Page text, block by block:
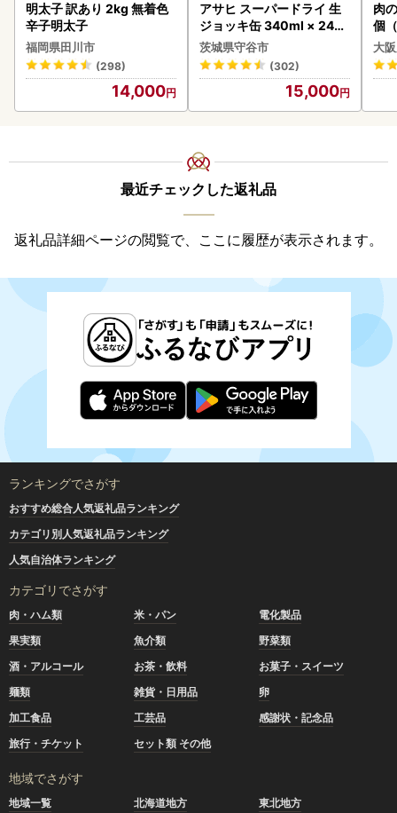
明太子 訳あり 2kg 無着色
辛子明太子
福岡県田川市
(298)
14,000
アサヒ スーパードライ 生
ジョッキ缶 340ml × 24本
(1ケース) ＜茨城工場＞ 缶
ビール お酒 Asahi 守谷市
茨城県守谷市
(302)
15,000
肉
個
ー
わ
大
最近チェックした返礼品
返礼品詳細ページの閲覧で、ここに履歴が表示されます。
ランキングでさがす
おすすめ総合人気返礼品ランキング
カテゴリ別人気返礼品ランキング
人気自治体ランキング
カテゴリでさがす
肉・ハム類 米・パン
電化製品
果実類
魚介類
野菜類
酒・アルコール
お茶・飲料
お菓子・スイーツ
麺類
雑貨・日用品
卵
加工食品
工芸品
感謝状・記念品
旅行・チケット
セット類 その他
地域でさがす
地域一覧 北海道地方
東北地方